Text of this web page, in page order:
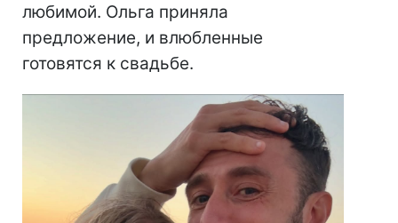
любимой. Ольга приняла
предложение, и влюбленные
готовятся к свадьбе.